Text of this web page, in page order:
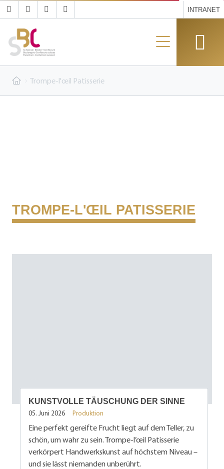
INTRANET
Trompe-l'œil Patisserie
TROMPE-L'ŒIL PATISSERIE
KUNSTVOLLE TÄUSCHUNG DER SINNE
05. Juni 2026 Produktion
Eine perfekt gereifte Frucht liegt auf dem Teller, zu
schön, um wahr zu sein. Trompe-l’œil Patisserie
verkörpert Handwerkskunst auf höchstem Niveau –
und sie lässt niemanden unberührt.